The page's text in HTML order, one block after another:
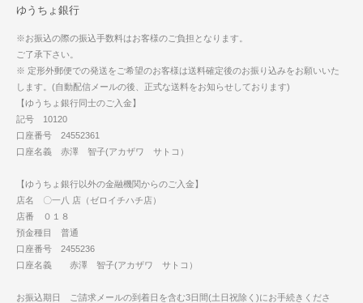
ゆうちょ銀行
※お振込の際の振込手数料はお客様のご負担となります。
ご了承下さい。
※ 定形外郵便での発送をご希望のお客様は送料確定後のお振り込みをお願いいた
します。(自動配信メールの後、正式な送料をお知らせしております)
【ゆうちょ銀行同士のご入金】
記号 10120
口座番号 24552361
口座名義 赤澤 智子(アカザワ サトコ）
【ゆうちょ銀行以外の金融機関からのご入金】
店名 〇一八 店（ゼロイチハチ店）
店番 ０１８
預金種目 普通
口座番号 2455236
口座名義 赤澤 智子(アカザワ サトコ）
お振込期日 ご請求メールの到着日を含む3日間(土日祝除く)にお手続きくださ